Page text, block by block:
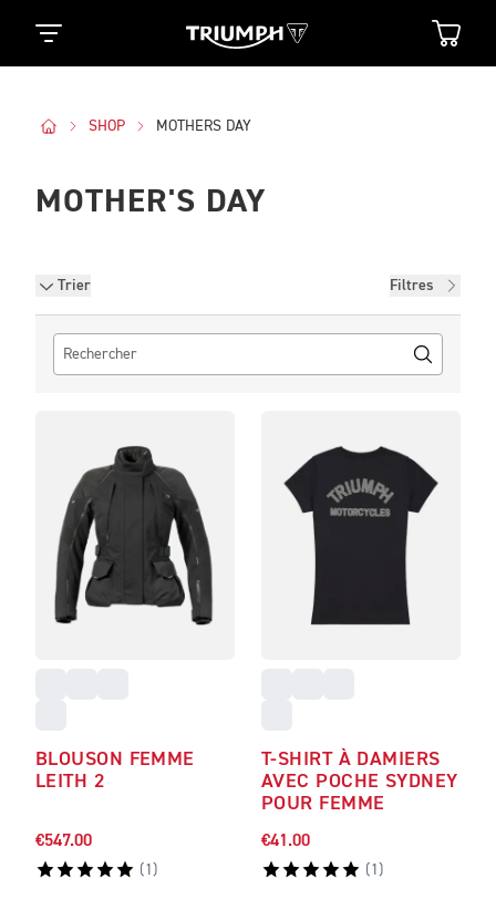
SHOP MOTHERS DAY
MOTHER'S DAY
Trier Filtres
Filtres
BLOUSON FEMME
LEITH 2
€547.00
( 1 )
T-SHIRT À DAMIERS
AVEC POCHE SYDNEY
POUR FEMME
€41.00
( 1 )